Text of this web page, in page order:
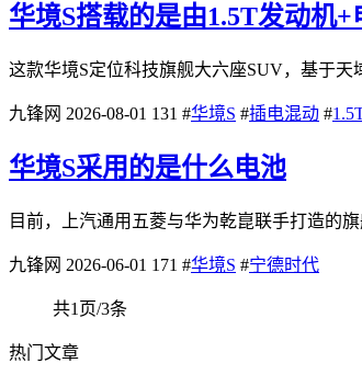
华境S搭载的是由1.5T发动机
这款华境S定位科技旗舰大六座SUV，基于天
九锋网 2026-08-01 131 #华境S #插电混动 #
华境S采用的是什么电池
目前，上汽通用五菱与华为乾崑联手打造的
九锋网 2026-06-01 171 #华境S #宁德时代
共1页/3条
热门文章